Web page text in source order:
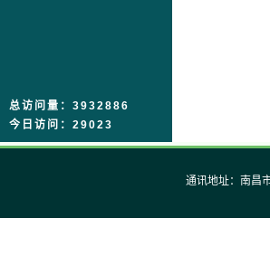
总访问量：3932886
今日访问：29023
通讯地址：南昌